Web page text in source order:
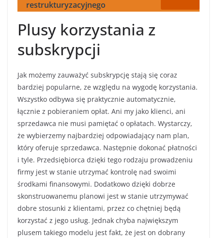
restrukturyzacyjnego
Plusy korzystania z
subskrypcji
Jak możemy zauważyć subskrypcję stają się coraz
bardziej popularne, ze względu na wygodę korzystania.
Wszystko odbywa się praktycznie automatycznie,
łącznie z pobieraniem opłat. Ani my jako klienci, ani
sprzedawca nie musi pamiętać o opłatach. Wystarczy,
że wybierzemy najbardziej odpowiadający nam plan,
który oferuje sprzedawca. Następnie dokonać płatności
i tyle. Przedsiębiorca dzięki tego rodzaju prowadzeniu
firmy jest w stanie utrzymać kontrolę nad swoimi
środkami finansowymi. Dodatkowo dzięki dobrze
skonstruowanemu planowi jest w stanie utrzymywać
dobre stosunki z klientami, przez co chętniej będą
korzystać z jego usług. Jednak chyba największym
plusem takiego modelu jest fakt, że jest on dobrany